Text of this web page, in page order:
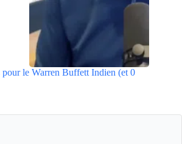
le Warren Buffett Indien (et 0